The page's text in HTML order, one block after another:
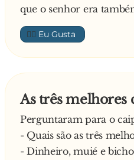
que o senhor era
👍🏼
As três melhores
Perguntaram para o
- Quais são as três
- Dinheiro, muié e